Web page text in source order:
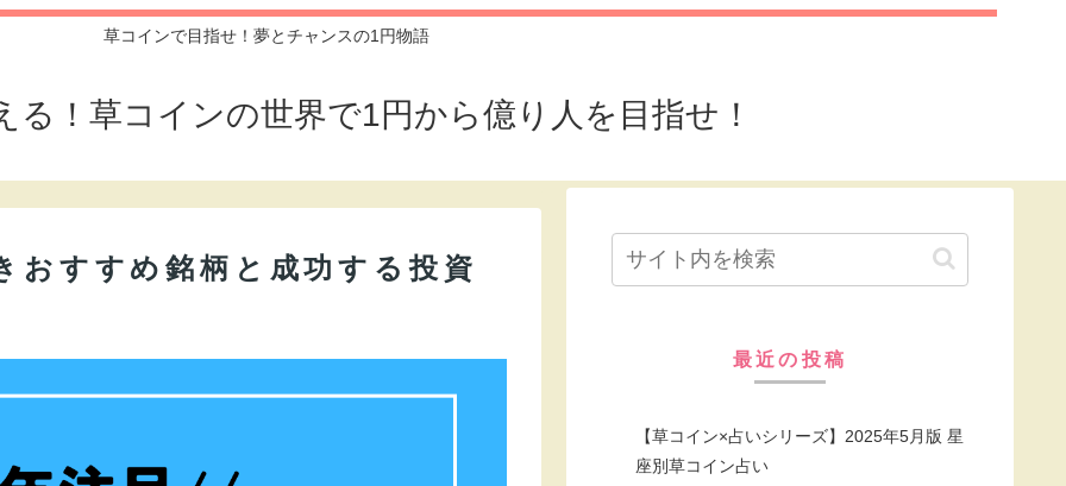
草コインで目指せ！夢とチャンスの1円物語
る！草コインの世界で1円から億り人を目指せ！
おすすめ銘柄と成功する投資
最近の投稿
【草コイン×占いシリーズ】2025年5月版 星
座別草コイン占い